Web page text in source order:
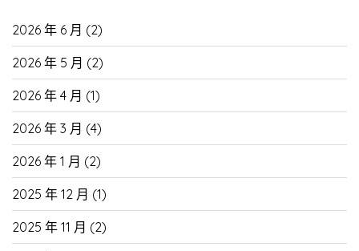
2026 年 6 月 (2)
2026 年 5 月 (2)
2026 年 4 月 (1)
2026 年 3 月 (4)
2026 年 1 月 (2)
2025 年 12 月 (1)
2025 年 11 月 (2)